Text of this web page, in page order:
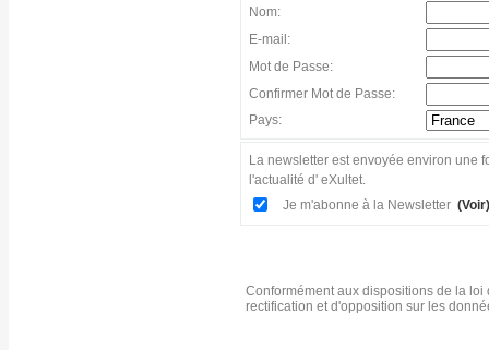
Nom:
E-mail:
Mot de Passe:
Confirmer Mot de Passe:
Pays:
La newsletter est envoyée environ une
l'actualité d' eXultet.
Je m'abonne à la Newsletter (Voir)
Conformément aux dispositions de la
rectification et d'opposition sur les